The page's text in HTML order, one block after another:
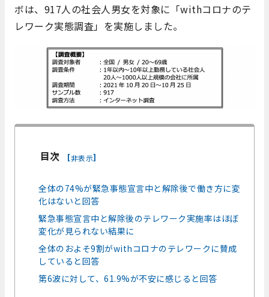
ボは、917人の社会人男女を対象に「withコロナのテ
レワーク実態調査」を実施しました。
目次 [非表示]
全体の74%が緊急事態宣言中と解除後で働き方に変
化はないと回答
緊急事態宣言中と解除後のテレワーク実施率はほぼ
変化が見られない結果に
全体のおよそ9割がwithコロナのテレワークに賛成
していると回答
第6波に対して、61.9%が不安に感じると回答